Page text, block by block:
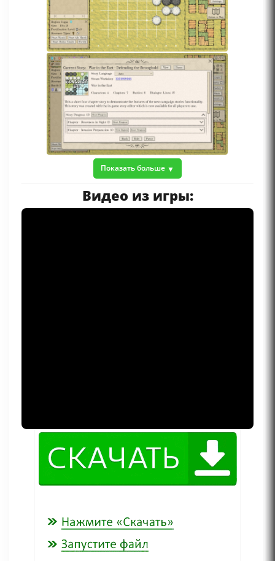
Показать больше
Видео из игры: